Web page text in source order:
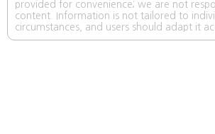
provided for convenience; we are not
content. Information is not tailored to
circumstances, and users should adapt it